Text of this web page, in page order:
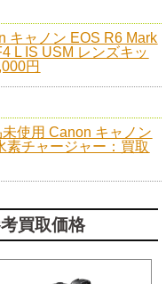
キャノン EOS R6 Mark
L IS USM レンズキッ
円
未使用 Canon キャノン
素チャージャー：買取
買取価格